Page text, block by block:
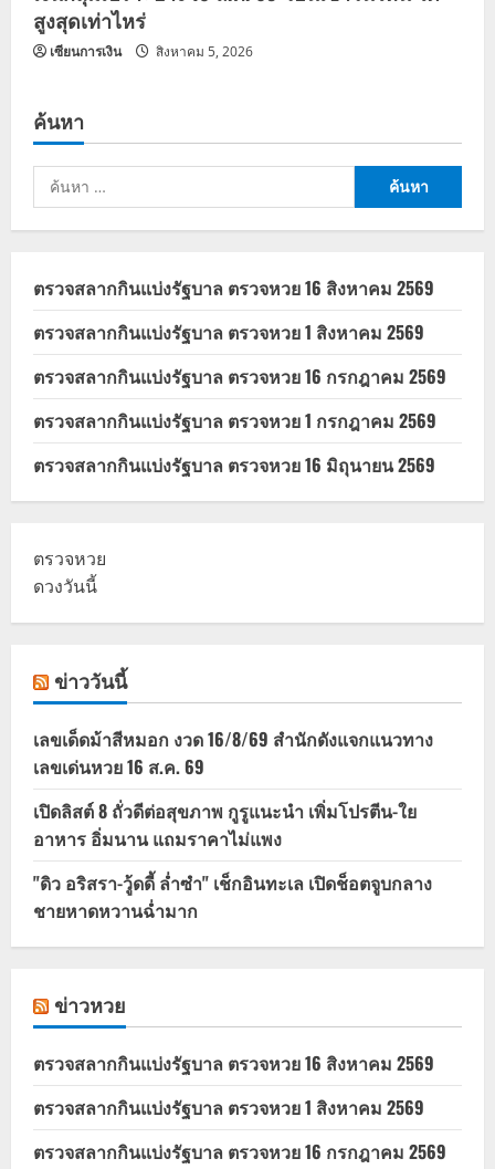
สูงสุดเท่าไหร่
เซียนการเงิน สิงหาคม 5, 2026
ค้นหา
ค้นหา
สำหรับ:
ตรวจสลากกินแบ่งรัฐบาล ตรวจหวย 16 สิงหาคม 2569
ตรวจสลากกินแบ่งรัฐบาล ตรวจหวย 1 สิงหาคม 2569
ตรวจสลากกินแบ่งรัฐบาล ตรวจหวย 16 กรกฎาคม 2569
ตรวจสลากกินแบ่งรัฐบาล ตรวจหวย 1 กรกฎาคม 2569
ตรวจสลากกินแบ่งรัฐบาล ตรวจหวย 16 มิถุนายน 2569
ตรวจหวย
ดวงวันนี้
ข่าววันนี้
เลขเด็ดม้าสีหมอก งวด 16/8/69 สำนักดังแจกแนวทาง
เลขเด่นหวย 16 ส.ค. 69
เปิดลิสต์ 8 ถั่วดีต่อสุขภาพ กูรูแนะนำ เพิ่มโปรตีน-ใย
อาหาร อิ่มนาน แถมราคาไม่แพง
"ดิว อริสรา-วู้ดดี้ ล่ำซำ" เช็กอินทะเล เปิดช็อตจูบกลาง
ชายหาดหวานฉ่ำมาก
ข่าวหวย
ตรวจสลากกินแบ่งรัฐบาล ตรวจหวย 16 สิงหาคม 2569
ตรวจสลากกินแบ่งรัฐบาล ตรวจหวย 1 สิงหาคม 2569
ตรวจสลากกินแบ่งรัฐบาล ตรวจหวย 16 กรกฎาคม 2569